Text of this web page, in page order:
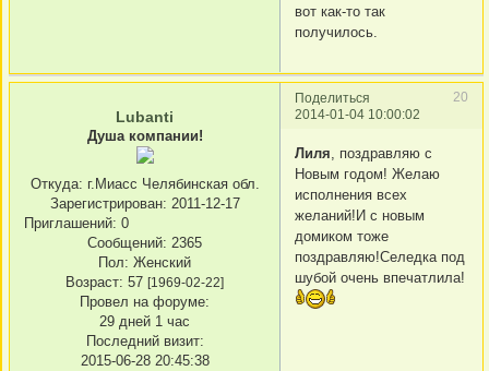
вот как-то так
получилось.
Поделиться
20
2014-01-04 10:00:02
Lubanti
Душа компании!
Откуда: г.Миасс Челябинская обл.
Зарегистрирован: 2011-12-17
Приглашений: 0
Сообщений: 2365
Пол: Женский
Возраст: 57 [1969-02-22]
Провел на форуме:
29 дней 1 час
Последний визит:
2015-06-28 20:45:38
Лиля , поздравляю с
Новым годом! Желаю
исполнения всех
желаний!И с новым
домиком тоже
поздравляю!Селедка под
шубой очень впечатлила!